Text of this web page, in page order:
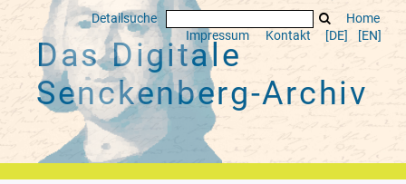
Detailsuche
Home
Impressum
Kontakt [DE] [EN]
Das Digitale
Senckenberg-Archiv